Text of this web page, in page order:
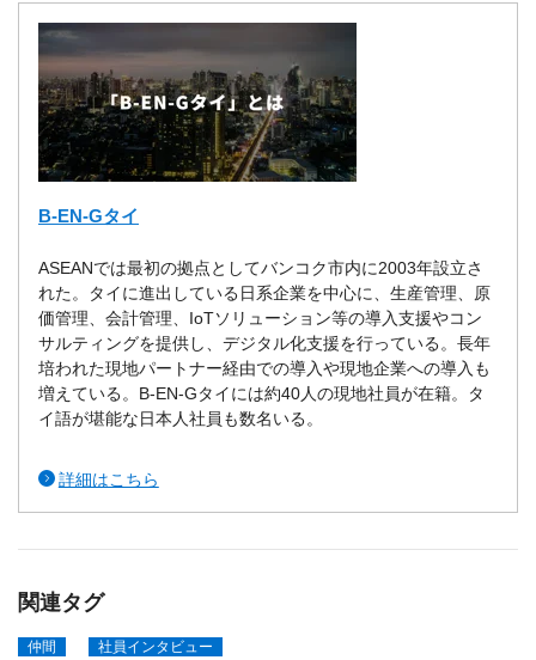
B-EN-Gタイ
ASEANでは最初の拠点としてバンコク市内に2003年設立さ
れた。タイに進出している日系企業を中心に、生産管理、原
価管理、会計管理、IoTソリューション等の導入支援やコン
サルティングを提供し、デジタル化支援を行っている。長年
培われた現地パートナー経由での導入や現地企業への導入も
増えている。B-EN-Gタイには約40人の現地社員が在籍。タ
イ語が堪能な日本人社員も数名いる。
詳細はこちら
関連タグ
仲間 社員インタビュー